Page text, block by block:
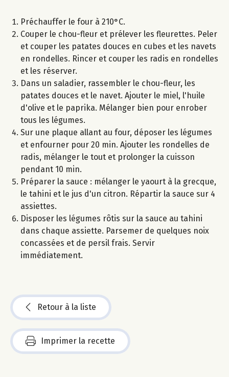
Préchauffer le four à 210°C.
Couper le chou-fleur et prélever les fleurettes. Peler
et couper les patates douces en cubes et les navets
en rondelles. Rincer et couper les radis en rondelles
et les réserver.
Dans un saladier, rassembler le chou-fleur, les
patates douces et le navet. Ajouter le miel, l'huile
d'olive et le paprika. Mélanger bien pour enrober
tous les légumes.
Sur une plaque allant au four, déposer les légumes
et enfourner pour 20 min. Ajouter les rondelles de
radis, mélanger le tout et prolonger la cuisson
pendant 10 min.
Préparer la sauce : mélanger le yaourt à la grecque,
le tahini et le jus d'un citron. Répartir la sauce sur 4
assiettes.
Disposer les légumes rôtis sur la sauce au tahini
dans chaque assiette. Parsemer de quelques noix
concassées et de persil frais. Servir
immédiatement.
Retour à la liste
Imprimer la recette